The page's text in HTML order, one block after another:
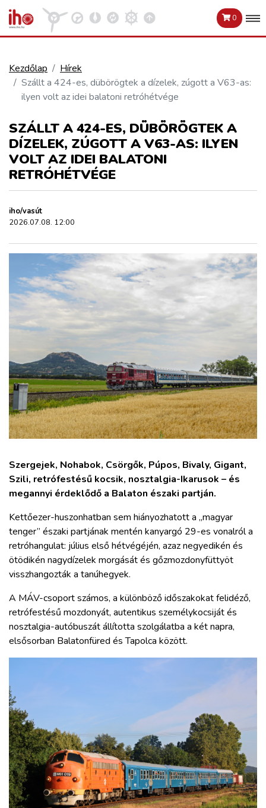
0
VASÚT
KÖZÚT
REPÜLÉS
ZÖLDÚT
HAJÓZÁS
ARCHÍVUM
WEBSHOP
REGISZTRÁCIÓ
Kezdőlap
Hírek
Szállt a 424-es, dübörögtek a dízelek, zúgott a V63-as:
ilyen volt az idei balatoni retróhétvége
SZÁLLT A 424-ES, DÜBÖRÖGTEK A
DÍZELEK, ZÚGOTT A V63-AS: ILYEN
VOLT AZ IDEI BALATONI
RETRÓHÉTVÉGE
iho/vasút
2026.07.08. 12:00
Szergejek, Nohabok, Csörgők, Púpos, Bivaly, Gigant,
Szili, retrófestésű kocsik, nosztalgia-Ikarusok – és
megannyi érdeklődő a Balaton északi partján.
Kettőezer-huszonhatban sem hiányozhatott a „magyar
tenger” északi partjának mentén kanyargó 29-es vonalról a
retróhangulat: július első hétvégéjén, azaz negyedikén és
ötödikén nagydízelek morgását és gőzmozdonyfüttyöt
visszhangozták a tanúhegyek.
A MÁV-csoport számos, a különböző időszakokat felidéző,
retrófestésű mozdonyát, autentikus személykocsiját és
nosztalgia-autóbuszát állította szolgálatba a két napra,
elsősorban Balatonfüred és Tapolca között.